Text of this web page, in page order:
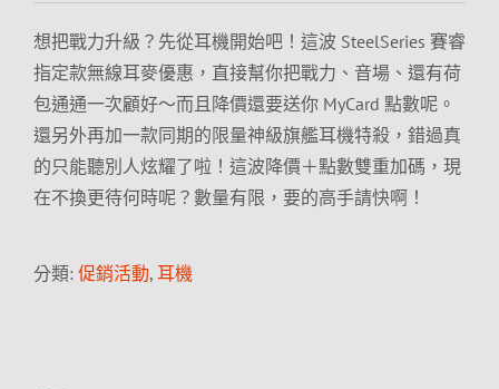
想把戰力升級？先從耳機開始吧！這波 SteelSeries 賽睿
指定款無線耳麥優惠，直接幫你把戰力、音場、還有荷
包通通一次顧好～而且降價還要送你 MyCard 點數呢。
還另外再加一款同期的限量神級旗艦耳機特殺，錯過真
的只能聽別人炫耀了啦！這波降價＋點數雙重加碼，現
在不換更待何時呢？數量有限，要的高手請快啊！
分類: 促銷活動, 耳機